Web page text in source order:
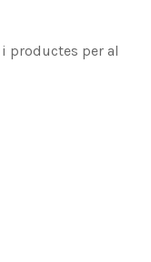
productes per al